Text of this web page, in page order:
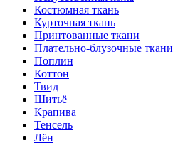
Костюмная ткань
Курточная ткань
Принтованные ткани
Плательно-блузочные ткани
Поплин
Коттон
Твид
Шитьё
Крапива
Тенсель
Лён